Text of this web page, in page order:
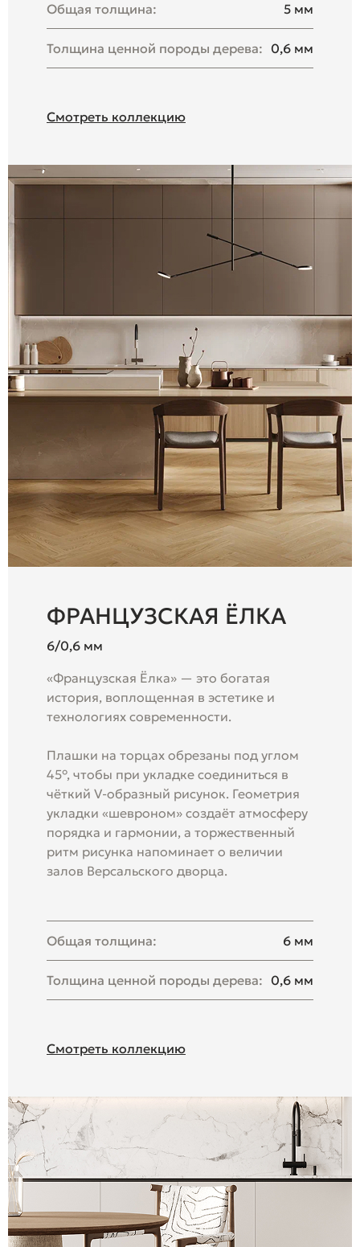
Общая толщина: 5 мм
Толщина ценной породы дерева: 0,6 мм
Смотреть коллекцию
ФРАНЦУЗСКАЯ ЁЛКА
6/0,6 мм
«Французская Ёлка» — это богатая
история, воплощенная в эстетике и
технологиях современности.
Плашки на торцах обрезаны под углом
45°, чтобы при укладке соединиться в
чёткий V-образный рисунок. Геометрия
укладки «шевроном» создаёт атмосферу
порядка и гармонии, а торжественный
ритм рисунка напоминает о величии
залов Версальского дворца.
Общая толщина: 6 мм
Толщина ценной породы дерева: 0,6 мм
Смотреть коллекцию